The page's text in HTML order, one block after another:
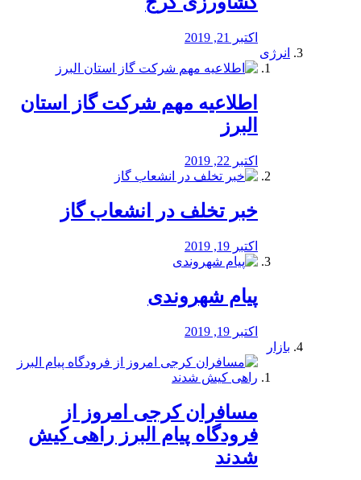
اکتبر 21, 2019
انرژی
️اطلاعیه مهم شرکت گاز استان
البرز
اکتبر 22, 2019
خبر تخلف در انشعاب گاز
اکتبر 19, 2019
پیام شهروندی
اکتبر 19, 2019
بازار
مسافران کرجی امروز از
فرودگاه پیام البرز راهی کیش
شدند